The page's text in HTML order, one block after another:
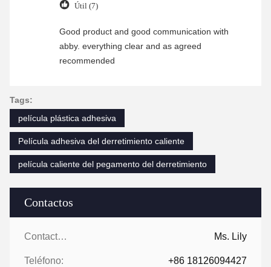
Contactos
Contactos: Ms. Lily
Teléfono: +86 18126094427
Útil (7)
Good product and good communication with
abby. everything clear and as agreed
recommended
Tags:
película plástica adhesiva
Película adhesiva del derretimiento caliente
película caliente del pegamento del derretimiento